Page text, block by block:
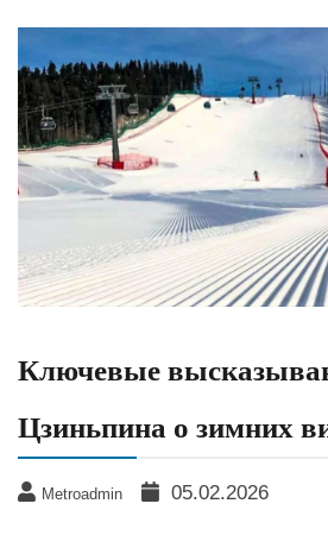
Ключевые
Цзиньпина о зимних
Metroadmin 05.02.2026